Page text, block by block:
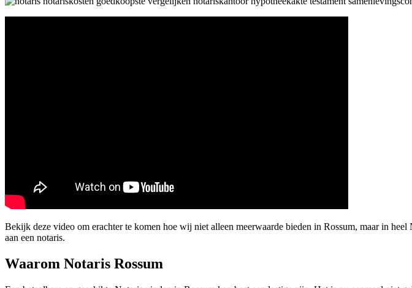
Bekijk deze video om erachter te komen hoe wij niet alleen meerwaarde bieden in Rossum, maar in
aan een notaris.
Waarom Notaris Rossum